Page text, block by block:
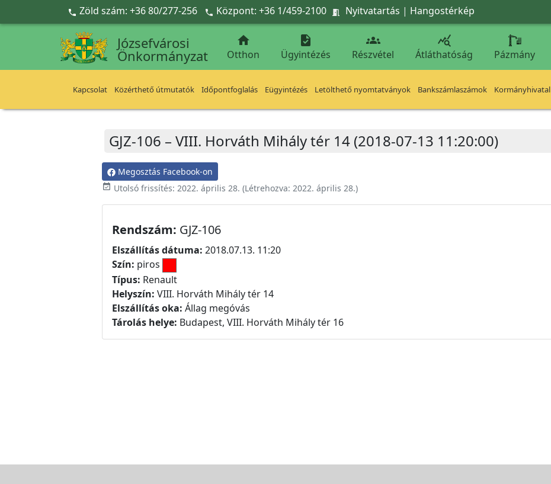
Ugrás a fő tartalomra
 Zöld szám: +36 80/277-256  Központ: +36 1/459-2100  Nyitvatartás | Hangostérkép
Józsefvárosi
Önkormányzat

Otthon

Ügyintézés

Részvétel

Átláthatóság Pázmány
Kapcsolat Közérthető útmutatók Időpontfoglalás Eügyintézés Letölthető nyomtatványok Bankszámlaszámok Kormányhivatal
GJZ-106 – VIII. Horváth Mihály tér 14 (2018-07-13 11:20:00)
Megosztás Facebook-on
event_available Utolsó frissítés: 2022. április 28. (Létrehozva: 2022. április 28.)
Rendszám: GJZ-106
Elszállítás dátuma: 2018.07.13. 11:20
Szín: piros
Típus: Renault
Helyszín: VIII. Horváth Mihály tér 14
Elszállítás oka: Állag megóvás
Tárolás helye: Budapest, VIII. Horváth Mihály tér 16